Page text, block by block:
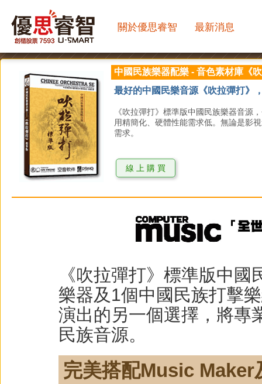
關於優思睿智 最新消息
中國民族樂器配樂 - 音色素材庫《
最好的中國民樂音源《吹拉彈打》
《吹拉彈打》標準版中國民族樂器音源
用精簡化、硬體性能需求低。無論是影
需求。
線 上 購 買
《吹拉彈打》標準版中
樂器及1個中國民族打擊
演出的另一個選擇，將專
民族音源。
完美搭配Music Maker